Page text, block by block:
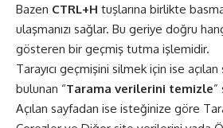
Bazen CTRL+H tuşlarına birlikte
ulaşmanızı sağlar. Bu geriye doğru
gösteren bir geçmiş tutma işlemidir.
Tarayıcı geçmişini silmek için ise
bulunan “Tarama verilerini temizle”
Açılan sayfadan ise isteğinize göre